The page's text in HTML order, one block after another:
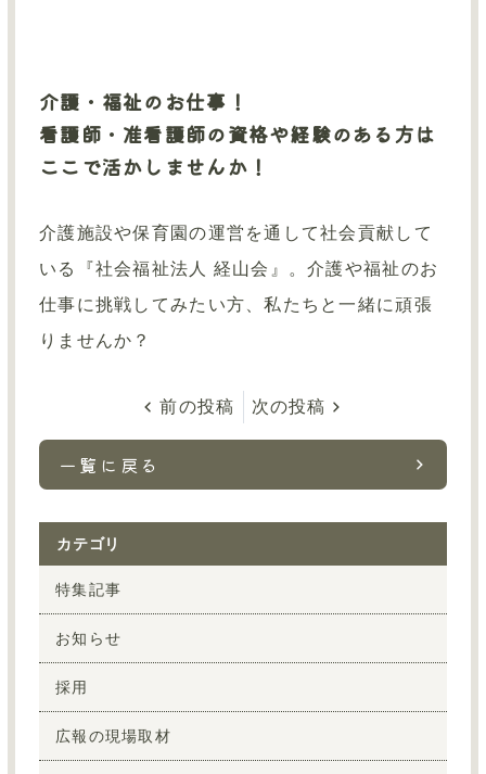
介護・福祉のお仕事！
看護師・准看護師の資格や経験のある方は
ここで活かしませんか！
介護施設や保育園の運営を通して社会貢献して
いる『社会福祉法人 経山会』。介護や福祉のお
仕事に挑戦してみたい方、私たちと一緒に頑張
りませんか？
前の投稿 次の投稿
一覧に戻る
カテゴリ
特集記事
お知らせ
採用
広報の現場取材